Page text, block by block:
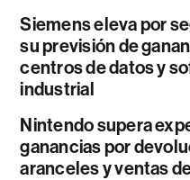
Siemens eleva por
su previsión de
centros de datos y
industrial
Nintendo supera
ganancias por
aranceles y ventas